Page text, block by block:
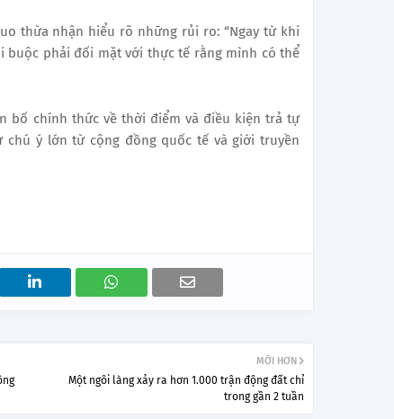
thừa nhận hiểu rõ những rủi ro: “Ngay từ khi
buộc phải đối mặt với thực tế rằng mình có thể
bố chính thức về thời điểm và điều kiện trả tự
chú ý lớn từ cộng đồng quốc tế và giới truyền
MỚI HƠN
Một ngôi làng xảy ra hơn 1.000 trận động đất chỉ
trong gần 2 tuần